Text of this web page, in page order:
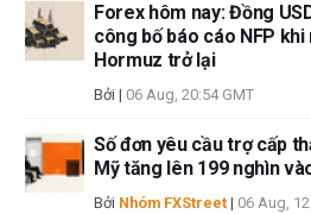
Forex hôm nay: Đồng
công bố báo cáo NFP
Hormuz trở lại
Bởi | 06 Aug, 20:54 GMT
Số đơn yêu cầu trợ cấp
Mỹ tăng lên 199 nghìn
Bởi Nhóm FXStreet | 06 Aug,